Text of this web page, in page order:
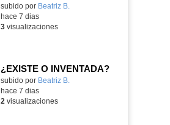
Contenido educativo.
subido por Beatriz B.
hace 7 dias
3visualizaciones
¿EXISTE O INVENTADA?
Contenido educativo.
subido por Beatriz B.
hace 7 dias
2 visualizaciones